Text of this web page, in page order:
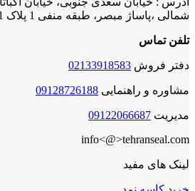
شمالی ،پاساژ مبصر، طبقه منفی 1 پلاک 41
تلفن تماس
دفتر فروش 02133918583
مشاوره و راهنمایی 09128726188
مدیریت 09122066687
info<@>tehranseal.com
لینک های مفید